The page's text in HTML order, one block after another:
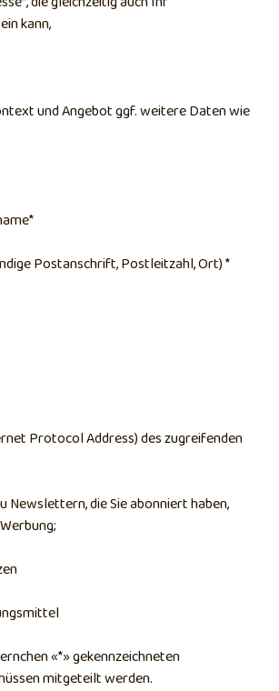
kann,
und Angebot ggf. weitere Daten wie
Postanschrift, Postleitzahl, Ort) *
Protocol Address) des zugreifenden
Newslettern, die Sie abonniert haben,
«*» gekennzeichneten
mitgeteilt werden.